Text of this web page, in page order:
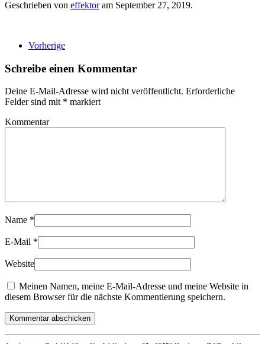
Geschrieben von effektoram September 27, 2019.
Vorherige
Schreibe einen Kommentar
Deine E-Mail-Adresse wird nicht veröffentlicht. Erforderliche
Felder sind mit * markiert
Kommentar
Name *
E-Mail *
Website
Meinen Namen, meine E-Mail-Adresse und meine Website in
diesem Browser für die nächste Kommentierung speichern.
Kommentar abschicken